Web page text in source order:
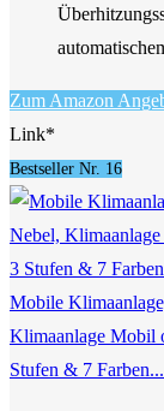
Zum Amazon
Link*
Bestseller Nr. 16
Mobile
Klimaanlage Mobil
Stufen & 7